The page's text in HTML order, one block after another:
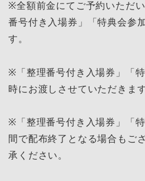
※全額前金にてご予約いただ
番号付き入場券」「特典会参
す。
※「整理番号付き入場券」「
時にお渡しさせていただきます
※「整理番号付き入場券」「
間で配布終了となる場合もご
承ください。